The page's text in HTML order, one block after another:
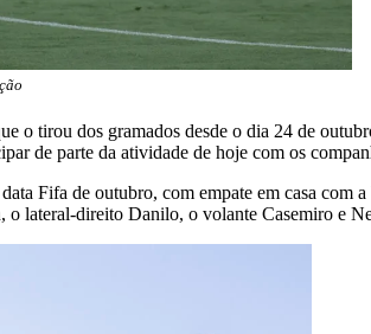
o tirou dos gramados desde o dia 24 de
de parte da atividade de hoje com os
Fifa de outubro, com empate em casa
o lateral-direito Danilo, o volante Casemiro e